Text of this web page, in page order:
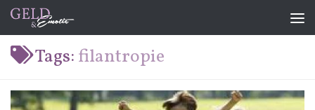
Doorgaan naar inhoud
Tags:filantropie